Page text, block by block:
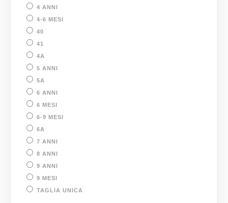
4 ANNI
4-6 MESI
40
41
4A
5 ANNI
5A
6 ANNI
6 MESI
6-9 MESI
6A
7 ANNI
8 ANNI
9 ANNI
9 MESI
TAGLIA UNICA